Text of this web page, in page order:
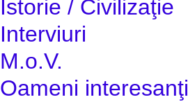
Istorie / Civilizaţie
Interviuri
M.o.V.
Oameni interesanţi